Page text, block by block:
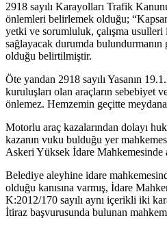
2918 sayılı Karayolları Trafik
önlemleri belirlemek olduğu;
yetki ve sorumluluk, çalışma usulleri
sağlayacak durumda
olduğu belirtilmiştir.
Öte yandan 2918 sayılı Yasanın
kuruluşları olan araçların sebebiyet
önlemez. Hemzemin geçitte
Motorlu araç kazalarından dolayı
kazanın vuku bulduğu yer
Askeri Yüksek İdare Mahkemesinde
Belediye aleyhine idare
olduğu kanısına varmış, İdare
K:2012/170 sayılı aynı içerikli iki
İtiraz başvurusunda bulunan